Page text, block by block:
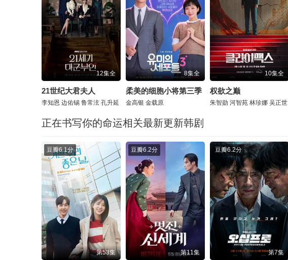
12集全
21世纪大君夫人
李知恩 边佑锡 鲁常泫 孔升延
8集全
柔美的细胞小将第三季
金高银 金载原
10集全
权欲之巅
朱智勋 河智苑 林珍娜 吴正世
正在书写你的命运相关最新更新韩剧
豆瓣6.1分
第53集
豆瓣6.2分
第11集
豆瓣6.2分
第7集